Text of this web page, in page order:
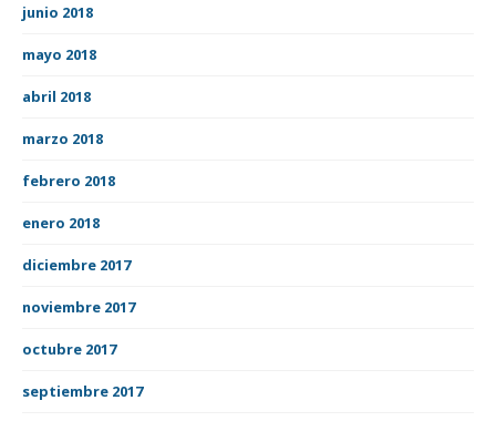
junio 2018
mayo 2018
abril 2018
marzo 2018
febrero 2018
enero 2018
diciembre 2017
noviembre 2017
octubre 2017
septiembre 2017